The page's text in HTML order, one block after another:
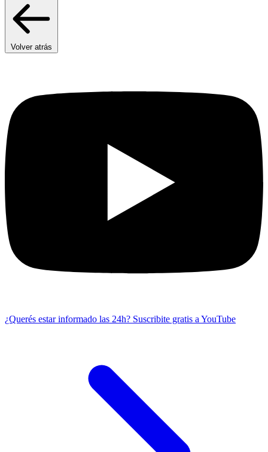
Volver atrás
¿Querés estar informado las 24h? Suscribite gratis a YouTube